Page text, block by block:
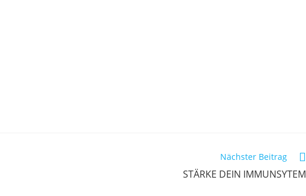
Nächster Beitrag
STÄRKE DEIN IMMUNSYTEM